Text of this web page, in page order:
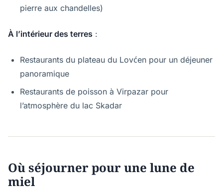
pierre aux chandelles)
À l’intérieur des terres :
Restaurants du plateau du Lovćen pour un déjeuner
panoramique
Restaurants de poisson à Virpazar pour
l’atmosphère du lac Skadar
Où séjourner pour une lune de
miel